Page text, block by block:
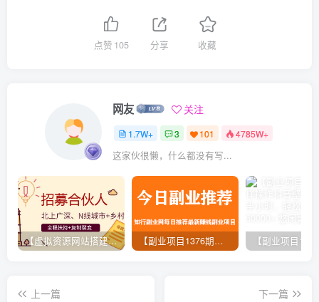
点赞 105 分享 收藏
网友 关注
1.7W+ 3 101 4785W+
这家伙很懒，什么都没有写...
【虚拟资源网站搭建服务】加盟本站系统，做一个和本站一样的独立网站，躺赚的项目 【副业项目1376期】龟课最新闲鱼项目玩法实战教程_全新升级月收益几千到几万
上一篇
下一篇